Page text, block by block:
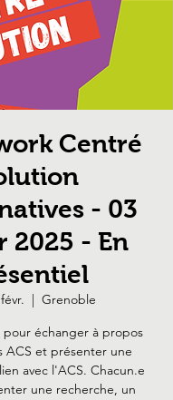
Centré
- 03
2025 - En
  |
Grenoble
pour échanger à propos
ACS et présenter une
avec l'ACS. Chacun.e
une recherche, un